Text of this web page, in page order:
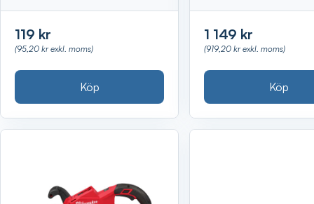
119 kr
(95,20 kr exkl. moms)
Köp
1 149 kr
(919,20 kr exkl. moms)
Köp